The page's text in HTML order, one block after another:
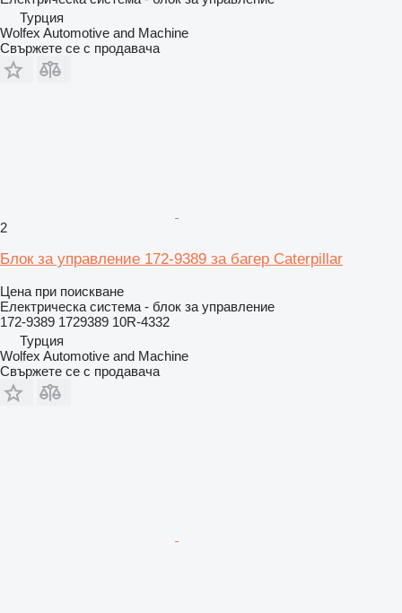
Турция
Wolfex Automotive and Machine
Свържете се с продавача
2
Блок за управление 172-9389 за багер Caterpillar
Цена при поискване
Електрическа система - блок за управление
172-9389 1729389 10R-4332
Турция
Wolfex Automotive and Machine
Свържете се с продавача